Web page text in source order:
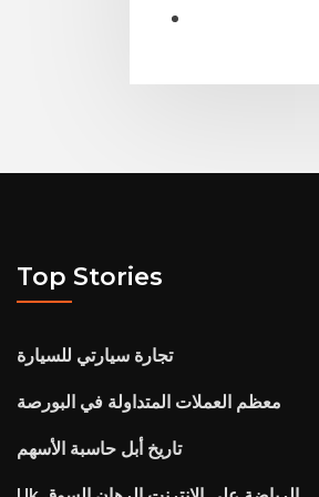
Top Stories
تجارة سيارتي للسيارة
معظم العملات المتداولة في البورصة
تاريخ أبل حاسبة الأسهم